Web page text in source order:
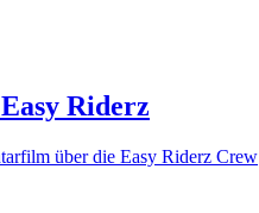
Riderz
über die Easy Riderz Crew